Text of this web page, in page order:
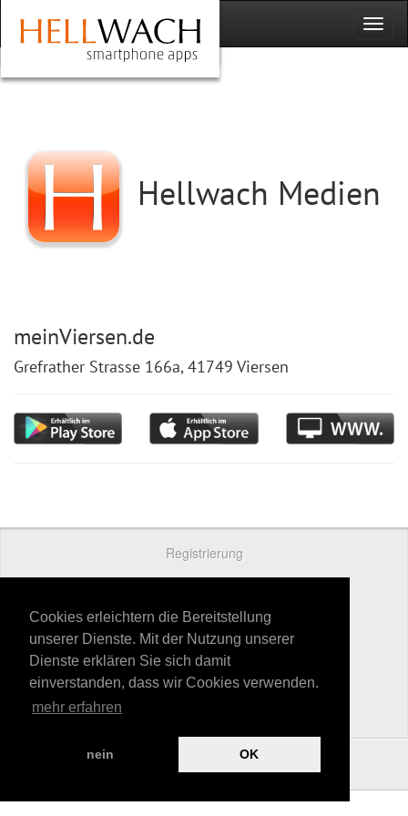
Cookies erleichtern die Bereitstellung
unserer Dienste. Mit der Nutzung unserer
Dienste erklären Sie sich damit
einverstanden, dass wir Cookies verwenden.
mehr erfahren
nein OK
Hellwach Medien
meinViersen.de
Grefrather Strasse 166a, 41749 Viersen
Registrierung
Kontakt
Datenschutz
AGB